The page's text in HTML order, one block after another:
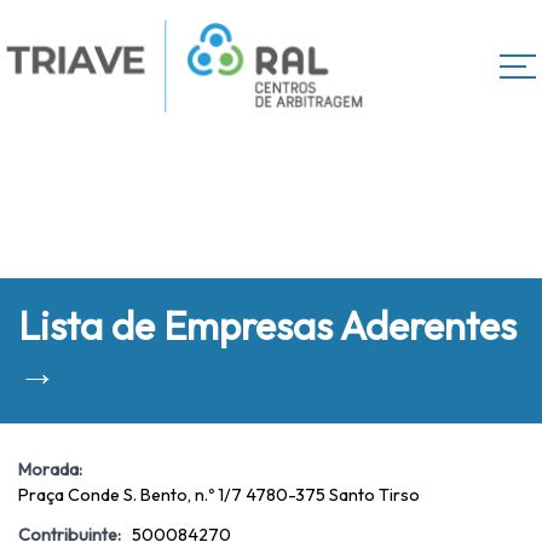
Lista de Empresas Aderentes
→
Morada:
Praça Conde S. Bento, n.º 1/7 4780-375 Santo Tirso
Contribuinte: 500084270